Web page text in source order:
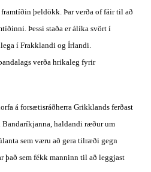
þeldökk. Þar verða of fáir til að
Þessi staða er álíka svört í
í Frakklandi og Írlandi.
verða hrikaleg fyrir
á forsætisráðherra Grikklands ferðast
haldandi ræður um
sem væru að gera tilræði gegn
það sem fékk manninn til að leggjast